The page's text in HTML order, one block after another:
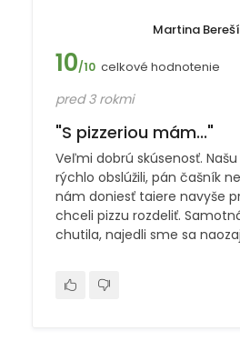
Martina
10/10 celkové hodnotenie
pred 3 rokmi
"S pizzeriou mám..."
Veľmi dobrú skúsenosť.
rýchlo obslúžili, pán čašník
nám doniesť taiere navyše
chceli pizzu rozdeliť.
chutila, najedli sme sa